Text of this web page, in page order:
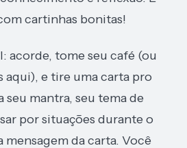
cartinhas bonitas!
acorde, tome seu café (ou
aqui), e tire uma carta pro
seu mantra, seu tema de
por situações durante o
mensagem da carta. Você